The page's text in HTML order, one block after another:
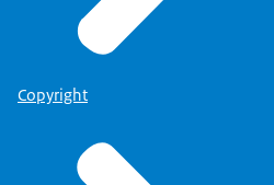
Copyright